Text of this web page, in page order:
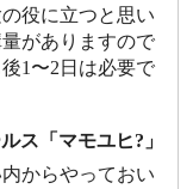
役に立つと思い
がありますので
1〜2日は必要で
ス「マモユヒ?」
からやっておい